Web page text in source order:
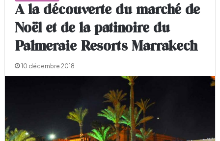
A la découverte du marché de
Noël et de la patinoire du
Palmeraie Resorts Marrakech
10 décembre 2018